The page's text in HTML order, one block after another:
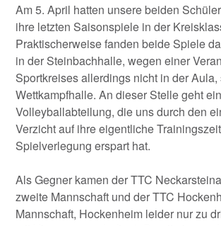
Am 5. April hatten unsere beiden
ihre letzten Saisonspiele in der
Praktischerweise fanden beide Spiele
in der Steinbachhalle, wegen einer
Sportkreises allerdings nicht in der
Wettkampfhalle. An dieser Stelle geht
Volleyballabteilung, die uns durch den
Verzicht auf ihre eigentliche
Spielverlegung erspart hat.
Als Gegner kamen der TTC
zweite Mannschaft und der TTC
Mannschaft, Hockenheim leider nur zu